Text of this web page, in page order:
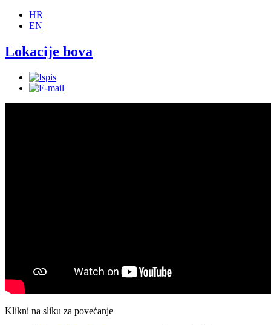
HR
EN
Lokacije bova
Klikni na sliku za povećanje